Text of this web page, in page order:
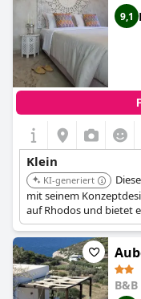
9,1
Klein
KI-generiert
mit seinem
auf Rhodos und bietet
künstlerischem Flair.
B&B